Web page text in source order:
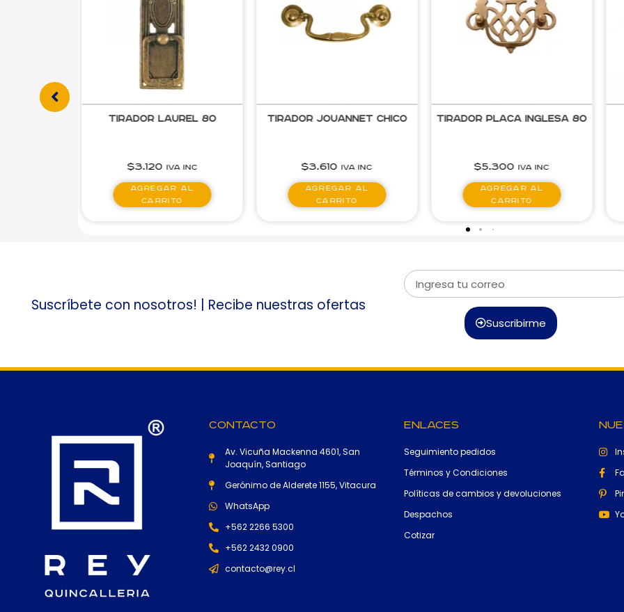
Tirador Jouannet Chico
$3.610 IVA inc
Agregar al
carrito
Tirador Placa Inglesa 80
$5.300 IVA inc
Agregar al
carrito
Tirador 1007 Negro
$8.170 IVA inc
Agregar al
carrito
Suscríbete con nosotros! | Recibe nuestras ofertas
Suscribirme
Contacto
Av. Vicuña Mackenna 4601, San
Joaquín, Santiago
Gerónimo de Alderete 1155, Vitacura
WhatsApp
+562 2266 5300
+562 2432 0900
contacto@rey.cl
Enlaces
Seguimiento pedidos
Términos y Condiciones
Políticas de cambios y devoluciones
Despachos
Cotizar